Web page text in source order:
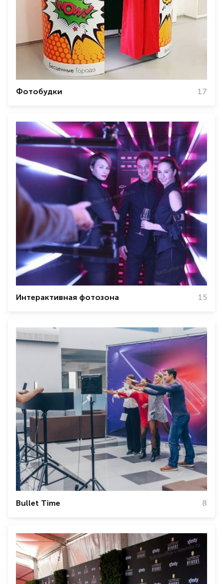
Фотобудки 17
Интерактивная фотозона 15
Bullet Time 8